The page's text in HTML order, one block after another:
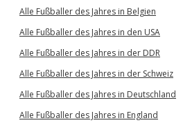
Alle Fußballer des Jahres in Belgien
Alle Fußballer des Jahres in den USA
Alle Fußballer des Jahres in der DDR
Alle Fußballer des Jahres in der Schweiz
Alle Fußballer des Jahres in Deutschland
Alle Fußballer des Jahres in England